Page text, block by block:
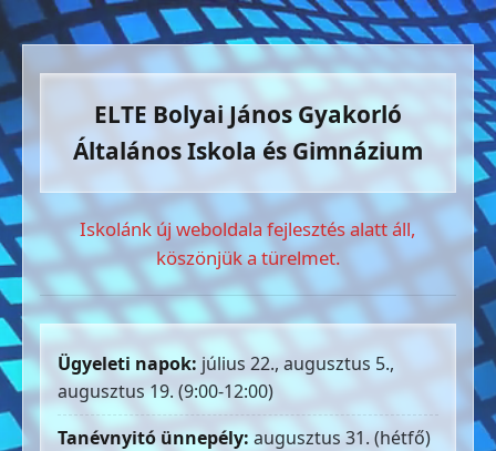
ELTE Bolyai János Gyakorló
Általános Iskola és Gimnázium
Iskolánk új weboldala fejlesztés alatt áll,
köszönjük a türelmet.
Ügyeleti napok: július 22., augusztus 5.,
augusztus 19. (9:00-12:00)
Tanévnyitó ünnepély: augusztus 31. (hétfő)